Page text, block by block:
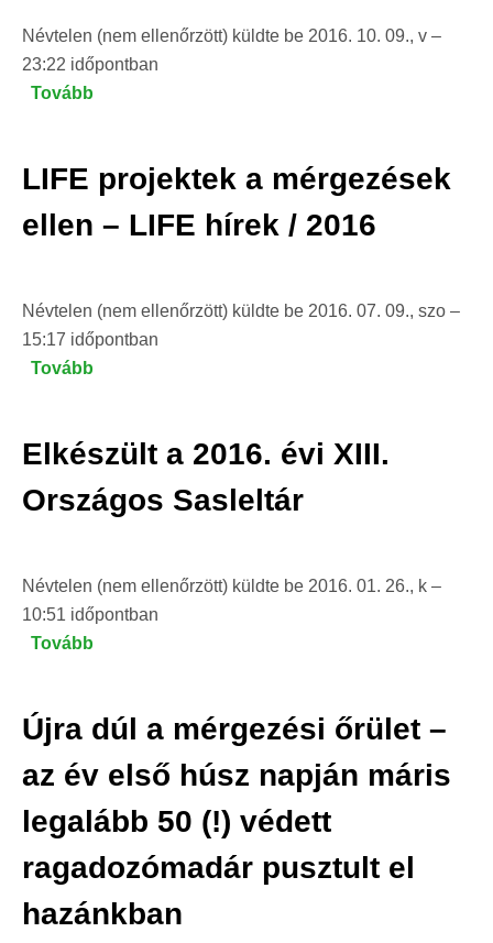
Névtelen (nem ellenőrzött) küldte be 2016. 10. 09., v –
23:22 időpontban
Tovább
Magyarországra
október
LIFE projektek a mérgezések
ellen – LIFE hírek / 2016
Névtelen (nem ellenőrzött) küldte be 2016. 07. 09., szo –
15:17 időpontban
Tovább
mérgezések
–
2016)
Elkészült a 2016. évi XIII.
Országos Sasleltár
Névtelen (nem ellenőrzött) küldte be 2016. 01. 26., k –
10:51 időpontban
Tovább
évi
Országos
Sasleltár)
Újra dúl a mérgezési őrület –
az év első húsz napján máris
legalább 50 (!) védett
ragadozómadár pusztult el
hazánkban